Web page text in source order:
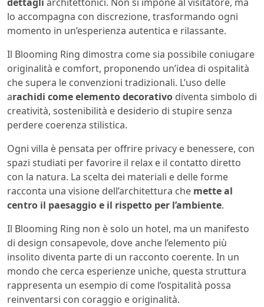
lo accompagna con discrezione, trasformando ogni
momento in un’esperienza autentica e rilassante.
Il Blooming Ring dimostra come sia possibile coniugare
originalità e comfort, proponendo un’idea di ospitalità
che supera le convenzioni tradizionali. L’uso delle
arachidi come elemento decorativo diventa simbolo di
creatività, sostenibilità e desiderio di stupire senza
perdere coerenza stilistica.
Ogni villa è pensata per offrire privacy e benessere, con
spazi studiati per favorire il relax e il contatto diretto
con la natura. La scelta dei materiali e delle forme
racconta una visione dell’architettura che mette al
centro il paesaggio e il rispetto per l’ambiente.
Il Blooming Ring non è solo un hotel, ma un manifesto
di design consapevole, dove anche l’elemento più
insolito diventa parte di un racconto coerente. In un
mondo che cerca esperienze uniche, questa struttura
rappresenta un esempio di come l’ospitalità possa
reinventarsi con coraggio e originalità.